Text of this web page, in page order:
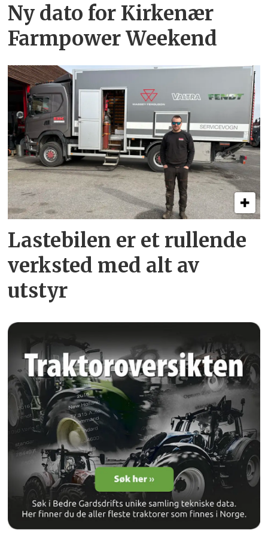
Ny dato for Kirkenær
Farmpower Weekend
Lastebilen er et rullende
verksted med alt av
utstyr